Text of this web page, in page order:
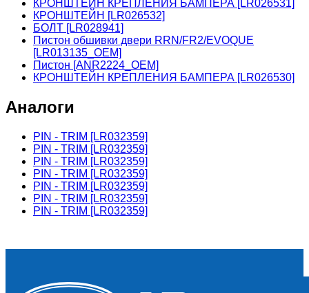
КРОНШТЕЙН КРЕПЛЕНИЯ БАМПЕРА [LR026531]
КРОНШТЕЙН [LR026532]
БОЛТ [LR028941]
Пистон обшивки двери RRN/FR2/EVOQUE
[LR013135_OEM]
Пистон [ANR2224_OEM]
КРОНШТЕЙН КРЕПЛЕНИЯ БАМПЕРА [LR026530]
Аналоги
PIN - TRIM [LR032359]
PIN - TRIM [LR032359]
PIN - TRIM [LR032359]
PIN - TRIM [LR032359]
PIN - TRIM [LR032359]
PIN - TRIM [LR032359]
PIN - TRIM [LR032359]